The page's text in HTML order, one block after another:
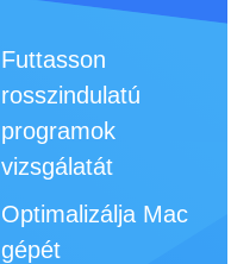
Futtasson
rosszindulatú
programok
vizsgálatát
Optimalizálja Mac
gépét